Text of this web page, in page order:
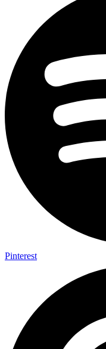
Pinterest